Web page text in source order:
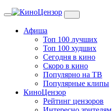
Toggle
Афиша
Топ 100 лучших
Топ 100 худших
Сегодня в кино
Скоро в кино
Популярно на ТВ
Популярные клипы
КиноЦензор
Рейтинг цензоров